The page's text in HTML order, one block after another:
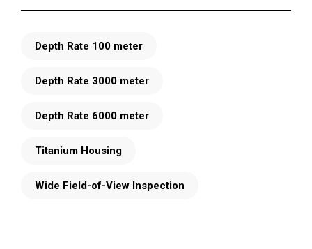
Depth Rate 100 meter
Depth Rate 3000 meter
Depth Rate 6000 meter
Titanium Housing
Wide Field-of-View Inspection